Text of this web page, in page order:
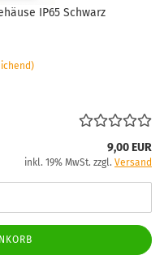
IP65 Schwarz
9,00 EUR
inkl. 19% MwSt. zzgl. Versand